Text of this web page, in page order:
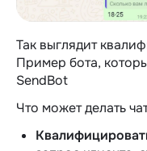
Так выглядит
Пример бота,
SendBot
Что может делать